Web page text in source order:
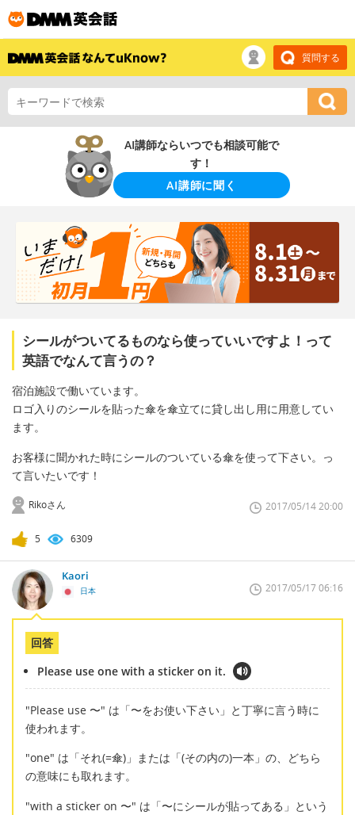
質問する
AI講師ならいつでも相談可能で
す！
AI講師に聞く
シールがついてるものなら使っていいですよ！って
英語でなんて言うの？
宿泊施設で働いています。
ロゴ入りのシールを貼った傘を傘立てに貸し出し用に用意してい
ます。
お客様に聞かれた時にシールのついている傘を使って下さい。っ
て言いたいです！
Rikoさん 2017/05/14 20:00
5 6309
Kaori
日本 2017/05/17 06:16
回答
Please use one with a sticker on it.
"Please use 〜" は「〜をお使い下さい」と丁寧に言う時に
使われます。
"one" は「それ(=傘)」または「(その内の)一本」の、どちら
の意味にも取れます。
"with a sticker on 〜" は「〜にシールが貼ってある」という